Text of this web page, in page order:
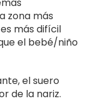
zona más
más difícil
el bebé/niño
el suero
de la nariz.